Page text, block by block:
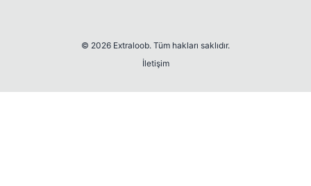
© 2026 Extraloob. Tüm hakları saklıdır.
İletişim